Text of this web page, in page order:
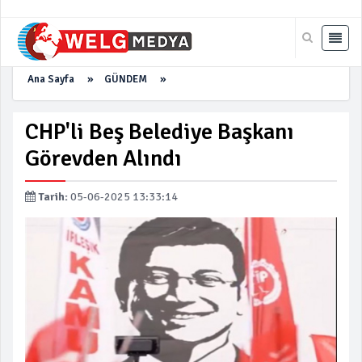
Ana Sayfa » GÜNDEM »
CHP'li Beş Belediye Başkanı
Görevden Alındı
Tarih:05-06-2025 13:33:14